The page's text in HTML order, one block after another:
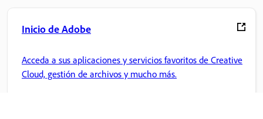
Inicio de Adobe
Acceda a sus aplicaciones y servicios favoritos de Creative
Cloud, gestión de archivos y mucho más.